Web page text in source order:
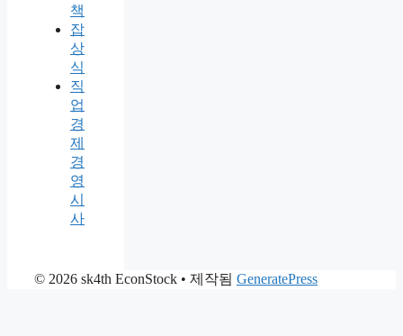
책
잡
상
식
직
업
경
제
경
영
시
사
© 2026 sk4th EconStock • 제작됨 GeneratePress